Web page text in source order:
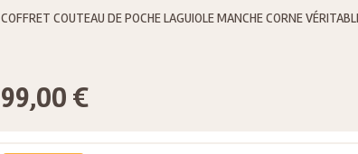
COFFRET COUTEAU DE POCHE LAGUIOLE MANCHE CORNE
99,00 €